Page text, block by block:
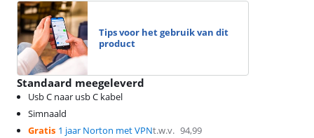
Tips voor het gebruik van dit
product
Standaard meegeleverd
Usb C naar usb C kabel
Simnaald
Gratis 1 jaar Norton met VPNt.w.v. 94,99